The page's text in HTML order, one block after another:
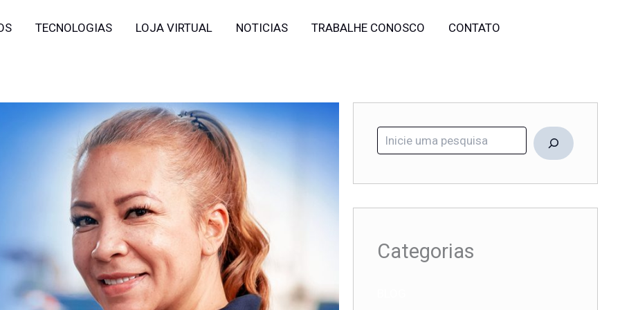
TECNOLOGIAS LOJA VIRTUAL NOTICIAS TRABALHE CONOSCO CONTATO
Categorias